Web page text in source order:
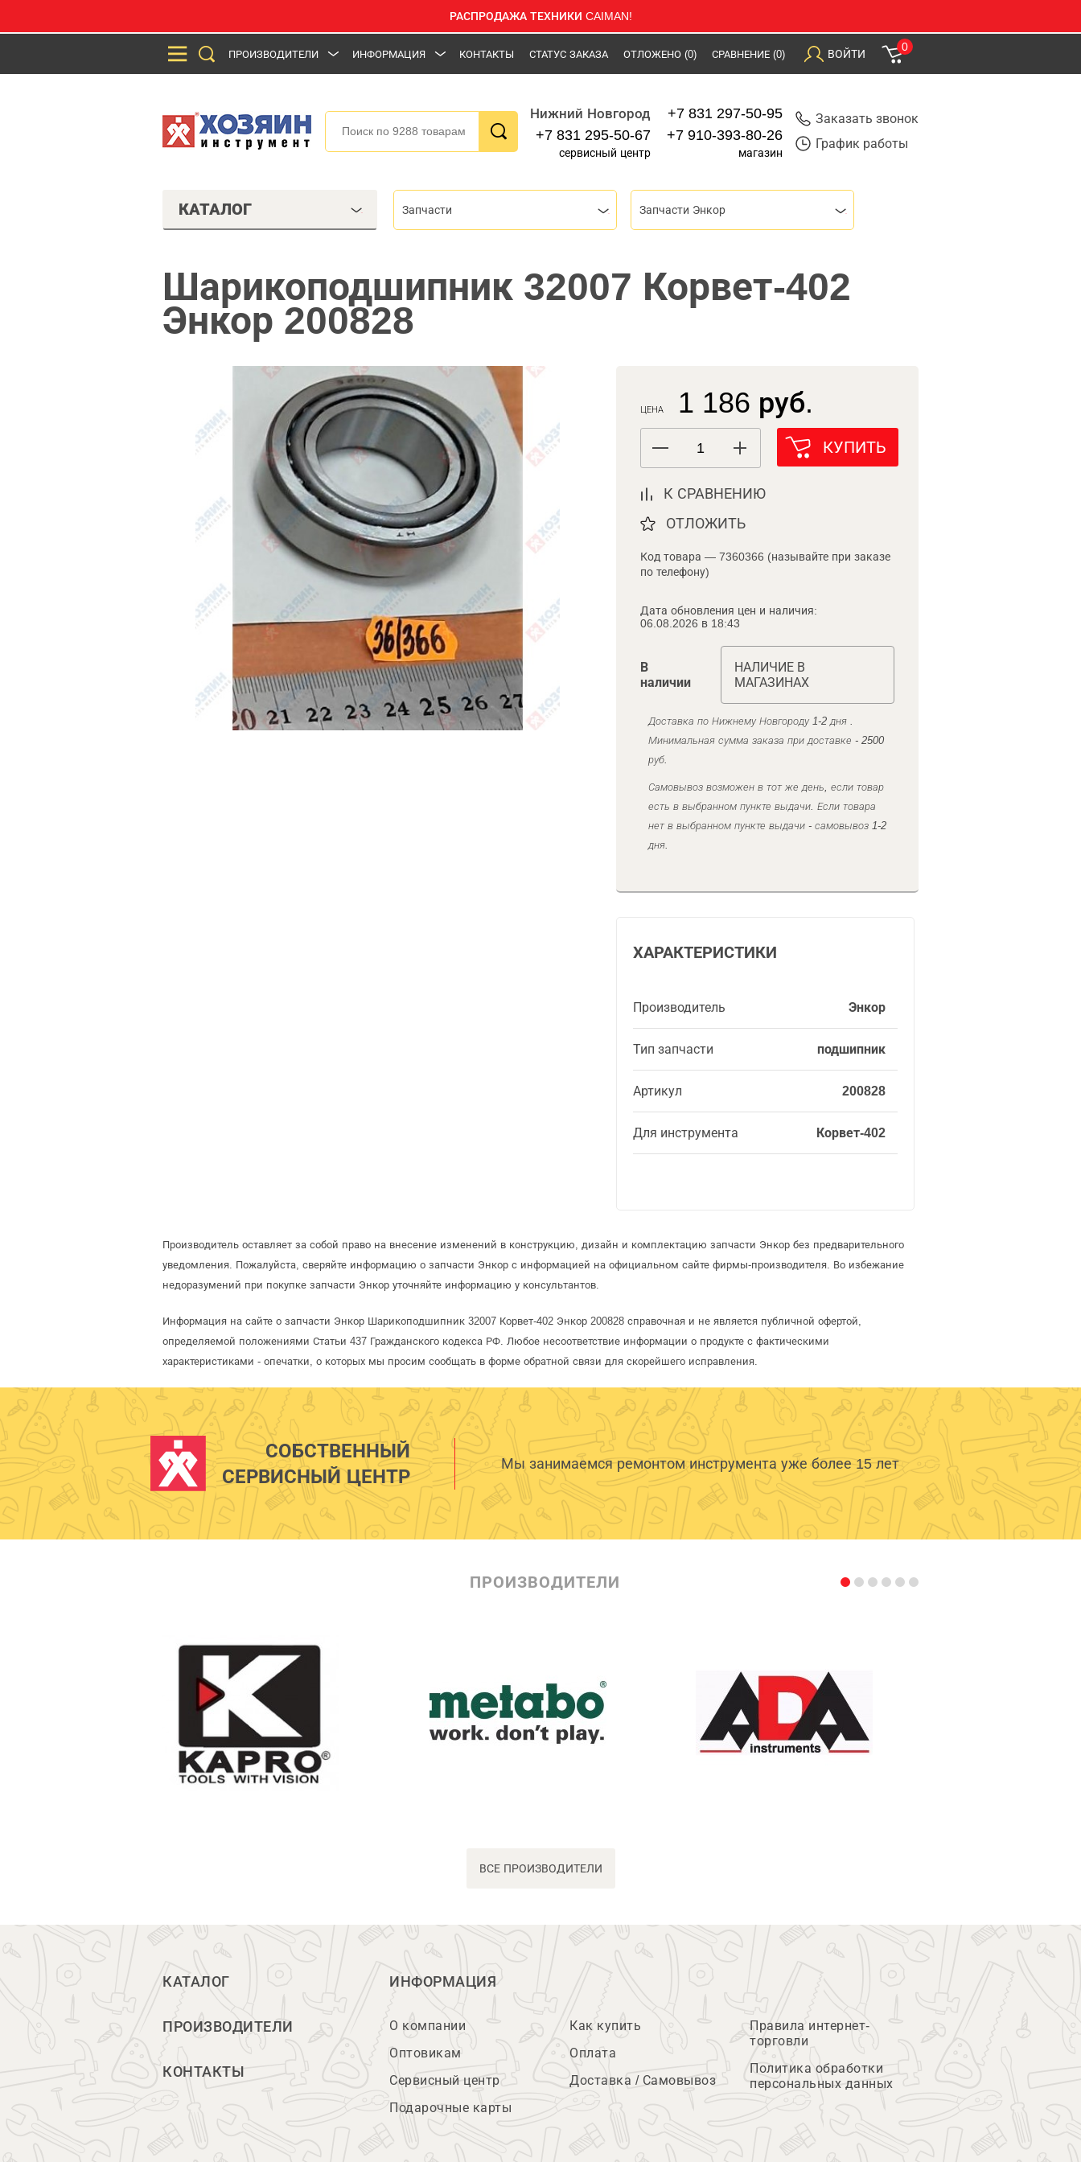
РАСПРОДАЖА ТЕХНИКИ CAIMAN!
ПРОИЗВОДИТЕЛИ ИНФОРМАЦИЯ КОНТАКТЫ СТАТУС ЗАКАЗА ОТЛОЖЕНО (0) СРАВНЕНИЕ (0) ВОЙТИ
0
Нижний Новгород
+7 831 295-50-67
сервисный центр
+7 831 297-50-95
+7 910-393-80-26
магазин
Заказать звонок
График работы
КАТАЛОГ Запчасти Запчасти Энкор
Шарикоподшипник 32007 Корвет-402
Энкор 200828
ЦЕНА 1 186 руб.
КУПИТЬ
К СРАВНЕНИЮ
ОТЛОЖИТЬ
Код товара — 7360366 (называйте при заказе
по телефону)
Дата обновления цен и наличия:
06.08.2026 в 18:43
В
наличии
НАЛИЧИЕ В
МАГАЗИНАХ
Доставка по Нижнему Новгороду 1-2 дня .
Минимальная сумма заказа при доставке - 2500
руб.
Самовывоз возможен в тот же день, если товар
есть в выбранном пункте выдачи. Если товара
нет в выбранном пункте выдачи - самовывоз 1-2
дня.
ХАРАКТЕРИСТИКИ
Производитель Энкор
Тип запчасти подшипник
Артикул 200828
Для инструмента Корвет-402
Производитель оставляет за собой право на внесение изменений в конструкцию, дизайн и комплектацию запчасти Энкор без предварительного
уведомления. Пожалуйста, сверяйте информацию о запчасти Энкор с информацией на официальном сайте фирмы-производителя. Во избежание
недоразумений при покупке запчасти Энкор уточняйте информацию у консультантов.
Информация на сайте о запчасти Энкор Шарикоподшипник 32007 Корвет-402 Энкор 200828 справочная и не является публичной офертой,
определяемой положениями Статьи 437 Гражданского кодекса РФ. Любое несоответствие информации о продукте с фактическими
характеристиками - опечатки, о которых мы просим сообщать в форме обратной связи для скорейшего исправления.
СОБСТВЕННЫЙ
СЕРВИСНЫЙ ЦЕНТР
Мы занимаемся ремонтом инструмента уже более 15 лет
ПРОИЗВОДИТЕЛИ
ВСЕ ПРОИЗВОДИТЕЛИ
КАТАЛОГ
ПРОИЗВОДИТЕЛИ
КОНТАКТЫ
ИНФОРМАЦИЯ
О компании
Оптовикам
Сервисный центр
Подарочные карты
Как купить
Оплата
Доставка / Самовывоз
Правила интернет-
торговли
Политика обработки
персональных данных